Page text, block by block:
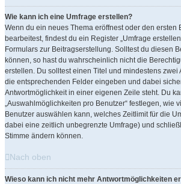
Wie kann ich eine Umfrage erstellen?
Wenn du ein neues Thema eröffnest oder den ersten
bearbeitest, findest du ein Register „Umfrage
Formulars zur Beitragserstellung. Solltest du diesen
können, so hast du wahrscheinlich nicht die
erstellen. Du solltest einen Titel und mindestens zwei
die entsprechenden Felder eingeben und dabei
Antwortmöglichkeit in einer eigenen Zeile steht. Du
„Auswahlmöglichkeiten pro Benutzer“ festlegen, wie
Benutzer auswählen kann, welches Zeitlimit für die
dabei eine zeitlich unbegrenzte Umfrage) und
Stimme ändern können.
Nach oben
Wieso kann ich nicht mehr Antwortmöglichkeiten